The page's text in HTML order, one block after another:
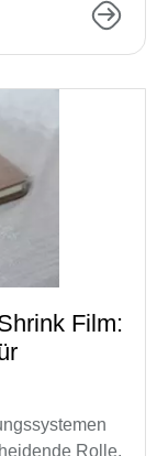
Film:
Rolle.